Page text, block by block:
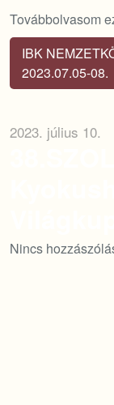
Továbbolvasom
IBK
2023.07.05-08.
2023. július 10.
Nincs